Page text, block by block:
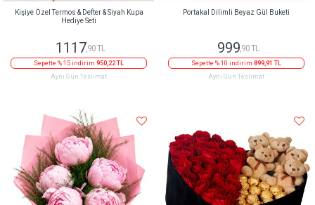
Kişiye Özel Termos & Defter & Siyah Kupa
Hediye Seti
1117,90 TL
Sepette % 15 indirim 950,22 TL
Aynı Gün Teslimat
Portakal Dilimli Beyaz Gül Buketi
999,90 TL
Sepette % 10 indirim 899,91 TL
Aynı Gün Teslimat